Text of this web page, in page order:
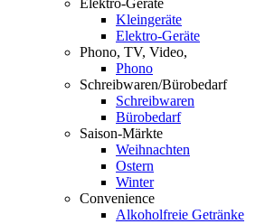
Elektro-Geräte
Kleingeräte
Elektro-Geräte
Phono, TV, Video,
Phono
Schreibwaren/Bürobedarf
Schreibwaren
Bürobedarf
Saison-Märkte
Weihnachten
Ostern
Winter
Convenience
Alkoholfreie Getränke